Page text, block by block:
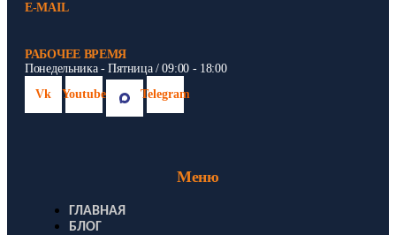
E-MAIL
РАБОЧЕЕ ВРЕМЯ
Понедельника - Пятница / 09:00 - 18:00
Vk
Youtube Telegram
Меню
ГЛАВНАЯ
БЛОГ